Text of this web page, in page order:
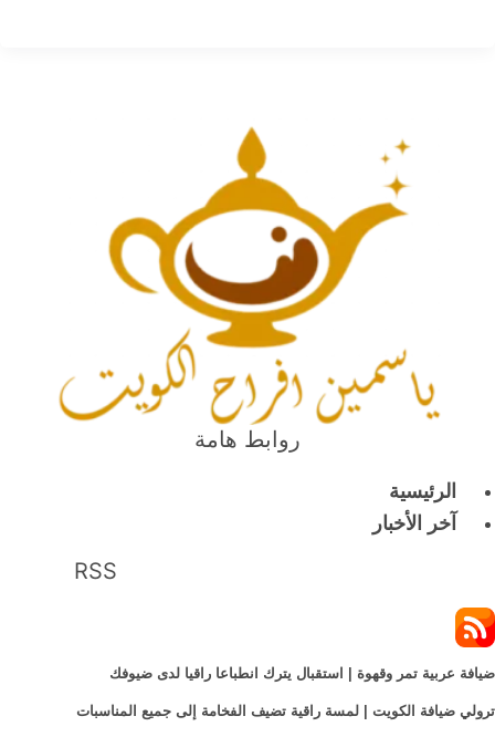
روابط هامة
الرئيسية
آخر الأخبار
RSS
ضيافة عربية تمر وقهوة | استقبال يترك انطباعا راقيا لدى ضيوفك
ترولي ضيافة الكويت | لمسة راقية تضيف الفخامة إلى جميع المناسبات